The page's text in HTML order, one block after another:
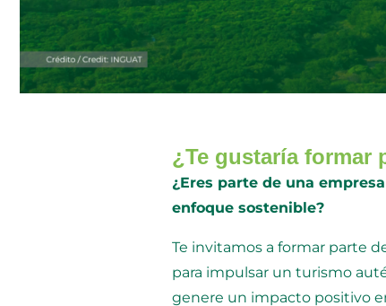
¿Te gustaría formar
¿Eres parte de una
enfoque sostenible?
Te invitamos a formar parte
para impulsar un turismo
genere un impacto positivo